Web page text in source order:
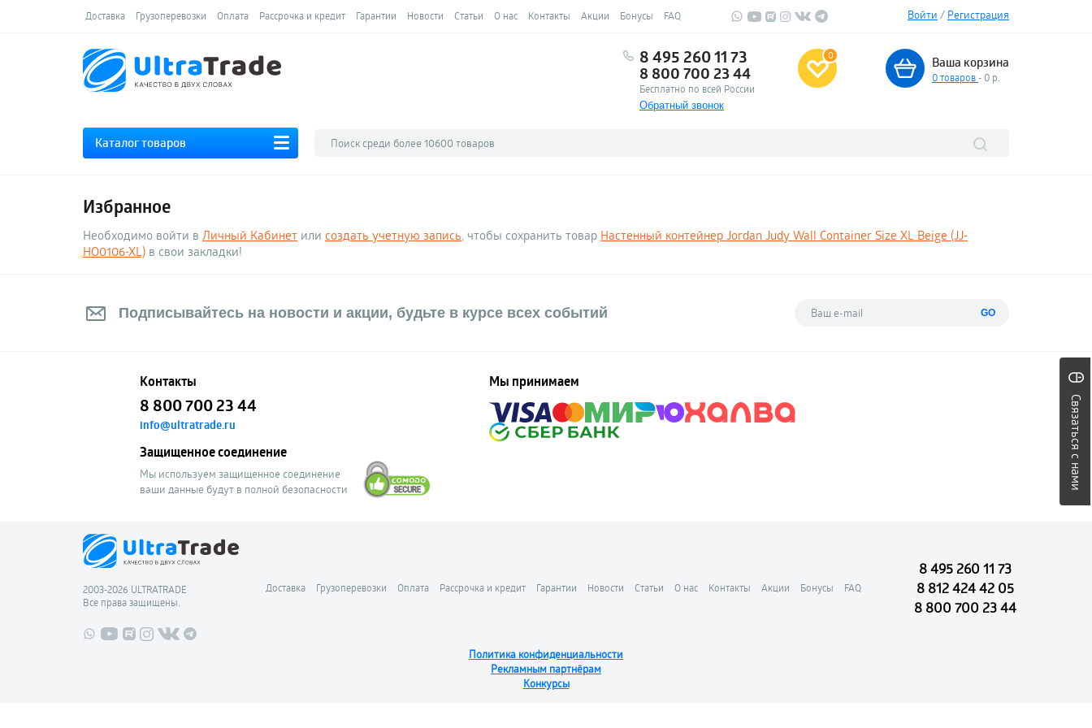
Связаться с нами
Доставка Грузоперевозки Оплата Рассрочка и кредит Гарантии Новости Статьи О нас Контакты Акции Бонусы FAQ Войти / Регистрация
8 495 260 11 73
8 800 700 23 44
Бесплатно по всей России
Обратный звонок
0 Ваша корзина
0товаров - 0 р.
Каталог товаров
Избранное
Необходимо войти в Личный Кабинет или создать учетную запись, чтобы сохранить товар Настенный контейнер Jordan Judy Wall Container Size XL Beige (JJ-
HO0106-XL) в свои закладки!
Подписывайтесь на новости и акции, будьте в курсе всех событий GO
Контакты
8 800 700 23 44
info@ultratrade.ru
Защищенное соединение
Мы используем защищенное соединение
ваши данные будут в полной безопасности
Мы принимаем
Доставка Грузоперевозки Оплата Рассрочка и кредит Гарантии Новости Статьи О нас Контакты Акции Бонусы FAQ
8 495 260 11 73
8 812 424 42 05
8 800 700 23 44
2003-2026 ULTRATRADE
Все права защищены.
Политика конфиденциальности
Рекламным партнёрам
Конкурсы